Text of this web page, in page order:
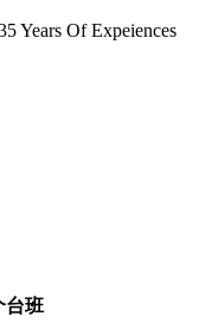
Years Of Expeiences
台班